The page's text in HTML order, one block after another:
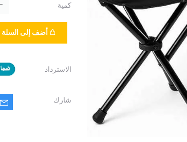
كمية
أضف إلى السلة
الاسترداد
شارك